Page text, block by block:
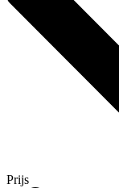
Prijs